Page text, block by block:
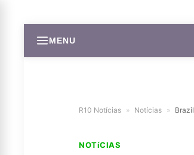
MENU
R10 Notícias » Notícias »
NOTíCIAS